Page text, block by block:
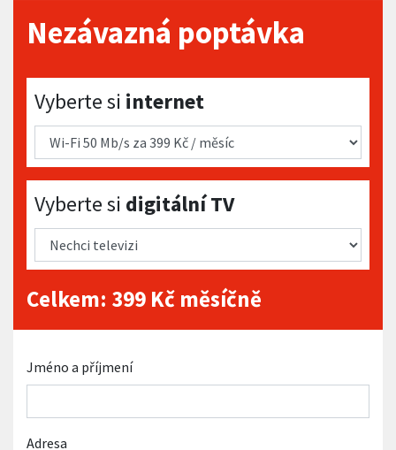
Nezávazná poptávka
Vyberte si internet
Vyberte si internet
Vyberte si digitální TV
Vyberte si digitální TV
Celkem: 399 Kč měsíčně
Jméno a příjmení
Adresa